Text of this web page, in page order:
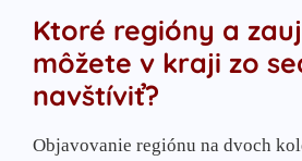
Ktoré regióny a
môžete v kraji zo
navštíviť?
Objavovanie regiónu na dvoch